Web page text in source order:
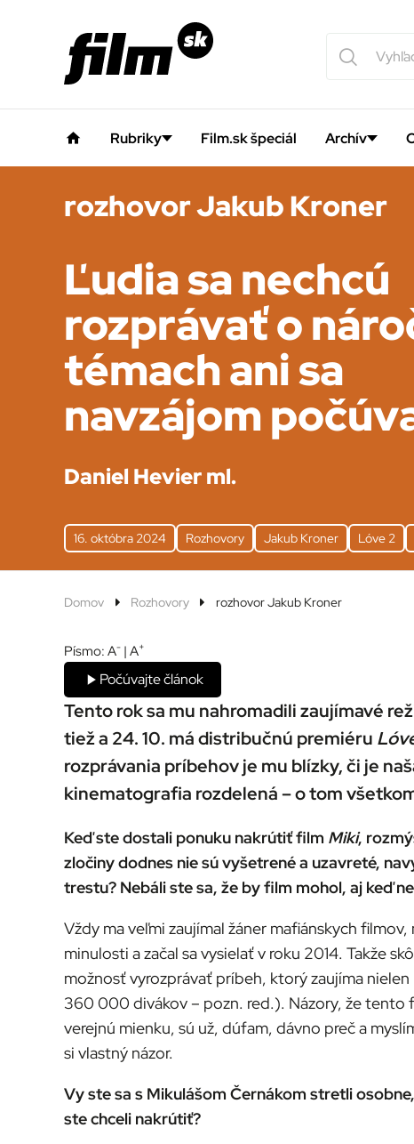
Rubriky Film.sk špeciál Archív
rozhovor Jakub Kroner
Ľudia sa nechcú
rozprávať o
témach ani sa
navzájom
Daniel Hevier ml.
16. októbra 2024 Rozhovory Jakub Kroner Lóve 2
Domov Rozhovory rozhovor Jakub Kroner
Písmo: A- | A+
Počúvajte článok
Tento rok sa mu nahromadili zaujímavé
tiež a 24. 10. má distribučnú premiéru
rozprávania príbehov je mu blízky, či je
kinematografia rozdelená – o tom
Keď ste dostali ponuku nakrútiť film Miki,
zločiny dodnes nie sú vyšetrené a uzavreté,
trestu? Nebáli ste sa, že by film mohol, aj keď
Vždy ma veľmi zaujímal žáner mafiánskych
minulosti a začal sa vysielať v roku 2014. Takže
možnosť vyrozprávať príbeh, ktorý zaujíma
360 000 divákov – pozn. red.). Názory, že tento
verejnú mienku, sú už, dúfam, dávno preč a
si vlastný názor.
Vy ste sa s Mikulášom Černákom stretli
ste chceli nakrútiť?